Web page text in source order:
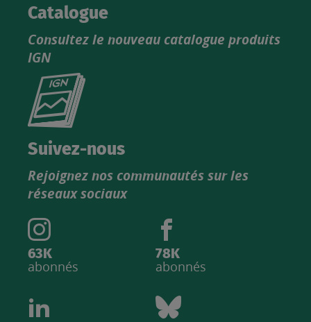
Catalogue
Consultez le nouveau catalogue produits
IGN
Consultez
catalogue
Suivez-nous
Rejoignez nos communautés sur les
réseaux sociaux
63K
abonnés
78K
abonnés